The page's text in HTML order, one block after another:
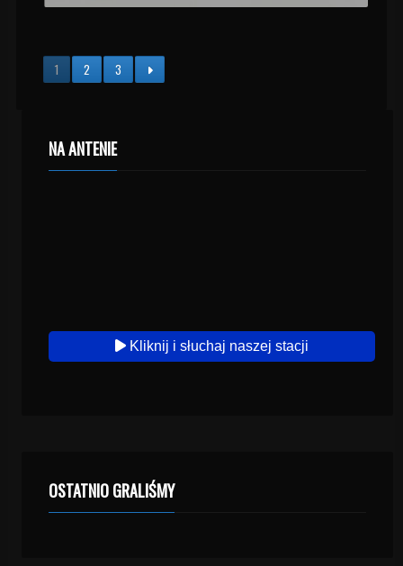
1 2 3
NA ANTENIE
Kliknij i słuchaj naszej stacji
OSTATNIO GRALIŚMY